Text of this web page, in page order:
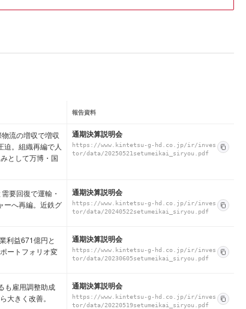
報告資料
流の増収で増収
。組織再編で人
として万博・国
通期決算説明会
https://www.kintetsu-g-hd.co.jp/ir/inves
tor/data/20250521setumeikai_siryou.pdf
要回復で運輸・
ーへ再編。近鉄グ
通期決算説明会
https://www.kintetsu-g-hd.co.jp/ir/inves
tor/data/20240522setumeikai_siryou.pdf
利益671億円と
ートフォリオ変
通期決算説明会
https://www.kintetsu-g-hd.co.jp/ir/inves
tor/data/20230605setumeikai_siryou.pdf
も雇用調整助成
きく改善。
通期決算説明会
https://www.kintetsu-g-hd.co.jp/ir/inves
tor/data/20220519setumeikai_siryou.pdf